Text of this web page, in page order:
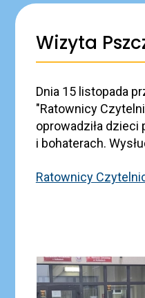
Wizyta
Dnia 15 listopada
"Ratownicy
oprowadziła dzieci
i bohaterach.
Ratownicy